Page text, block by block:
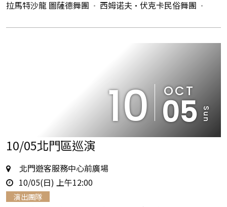
拉馬特沙龍 圖薩德舞團 西姆诺夫•伏克卡民俗舞團
10 OCT
05 Sun
10/05北門區巡演
地
點
北門遊客服務中心前廣場
時
間
10/05(日) 上午12:00
演出團隊